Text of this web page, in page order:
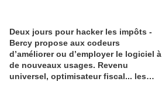
Deux jours pour hacker les impôts -
Bercy propose aux codeurs
d’améliorer ou d’employer le logiciel à
de nouveaux usages. Revenu
universel, optimisateur fiscal... les